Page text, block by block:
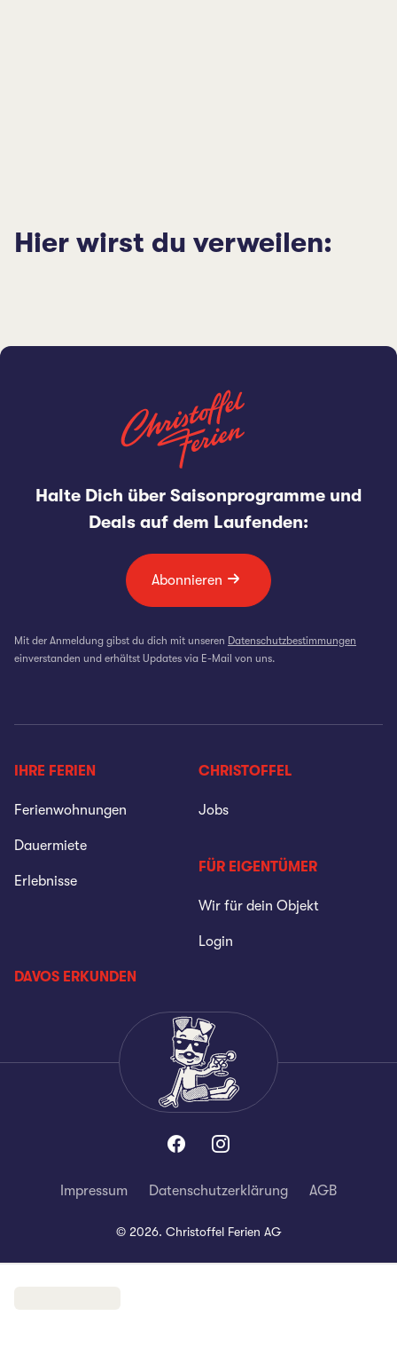
Hier wirst du verweilen:
Halte Dich über Saisonprogramme und
Deals auf dem Laufenden:
Abonnieren
Mit der Anmeldung gibst du dich mit unseren Datenschutzbestimmungen
einverstanden und erhältst Updates via E-Mail von uns.
IHRE FERIEN
Ferienwohnungen
Dauermiete
Erlebnisse
CHRISTOFFEL
Jobs
FÜR EIGENTÜMER
Wir für dein Objekt
Login
DAVOS ERKUNDEN
Impressum Datenschutzerklärung AGB
© 2026. Christoffel Ferien AG